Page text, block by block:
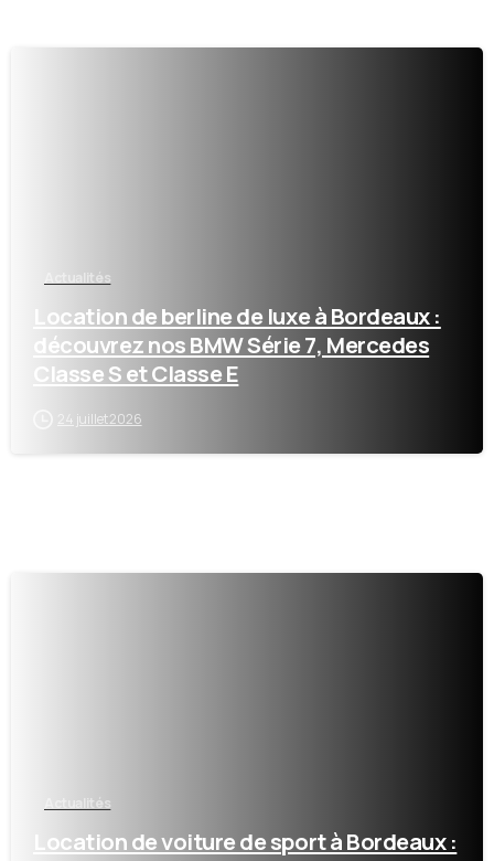
Actualités
Location de berline de luxe à Bordeaux :
découvrez nos BMW Série 7, Mercedes
Classe S et Classe E
24 juillet 2026
Actualités
Location de voiture de sport à Bordeaux :